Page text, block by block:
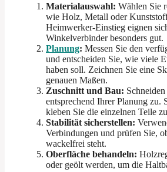
Materialauswahl: Wählen Sie
wie Holz, Metall oder
Heimwerker-Einstieg eignen
Winkelverbinder besonders gut.
Planung: Messen Sie den
und entscheiden Sie, wie viele
haben soll. Zeichnen Sie eine
genauen Maßen.
Zuschnitt und Bau:
entsprechend Ihrer Planung zu.
kleben Sie die einzelnen Teile
Stabilität sicherstellen:
Verbindungen und prüfen Sie,
wackelfrei steht.
Oberfläche behandeln:
oder geölt werden, um die